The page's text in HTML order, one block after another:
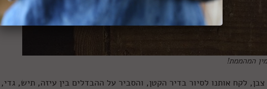
המהממת!
לקח אותנו לסיור בדיר הקטן, והסביר על ההבדלים בין עיזה, תיש, גדי,